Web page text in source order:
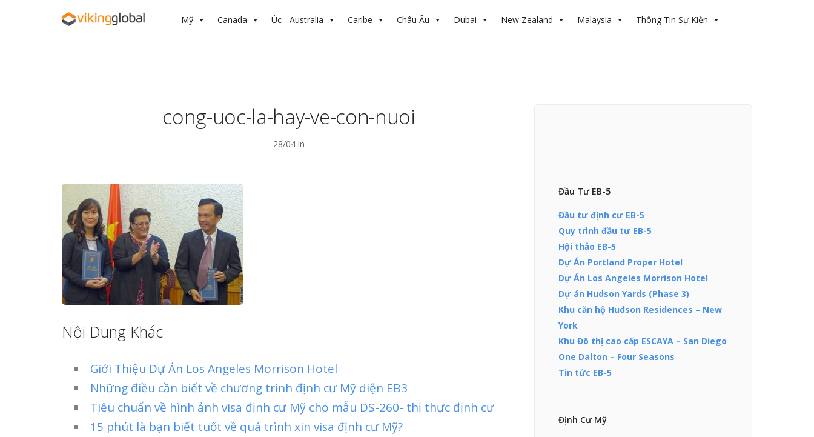
Mỹ Canada Úc - Australia Caribe Châu Âu Dubai New Zealand Malaysia Thông Tin Sự Kiện
cong-uoc-la-hay-ve-con-nuoi
28/04 in
Nội Dung Khác
Giới Thiệu Dự Án Los Angeles Morrison Hotel
Những điều cần biết về chương trình định cư Mỹ diện EB3
Tiêu chuẩn về hình ảnh visa định cư Mỹ cho mẫu DS-260- thị thực định cư
15 phút là bạn biết tuốt về quá trình xin visa định cư Mỹ?
Đầu Tư EB-5
Đầu tư định cư EB-5
Quy trình đầu tư EB-5
Hội thảo EB-5
Dự Án Portland Proper Hotel
Dự Án Los Angeles Morrison Hotel
Dự án Hudson Yards (Phase 3)
Khu căn hộ Hudson Residences – New
York
Khu Đô thị cao cấp ESCAYA – San Diego
One Dalton – Four Seasons
Tin tức EB-5
Định Cư Mỹ